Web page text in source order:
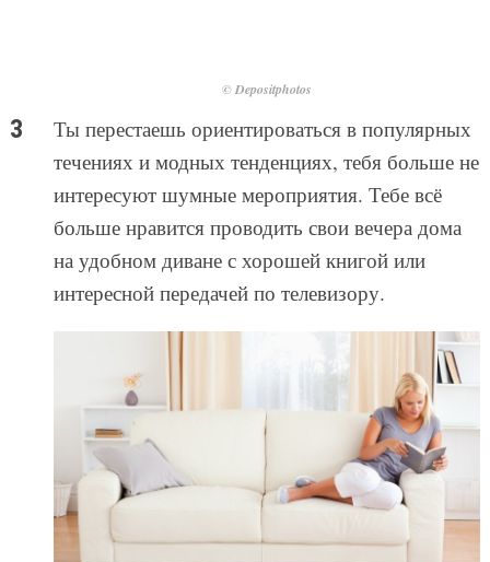
© Depositphotos
Ты перестаешь ориентироваться в популярных
течениях и модных тенденциях, тебя больше не
интересуют шумные мероприятия. Тебе всё
больше нравится проводить свои вечера дома
на удобном диване с хорошей книгой или
интересной передачей по телевизору.